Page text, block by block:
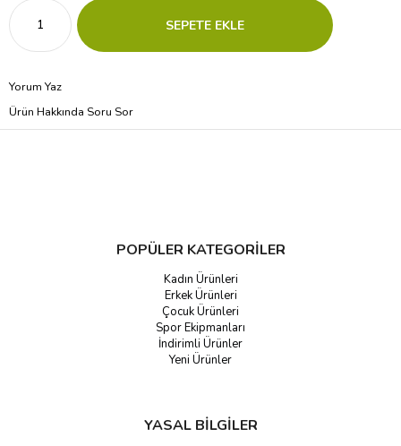
Yorum Yaz
Ürün Hakkında Soru Sor
POPÜLER KATEGORİLER
Kadın Ürünleri
Erkek Ürünleri
Çocuk Ürünleri
Spor Ekipmanları
İndirimli Ürünler
Yeni Ürünler
YASAL BİLGİLER